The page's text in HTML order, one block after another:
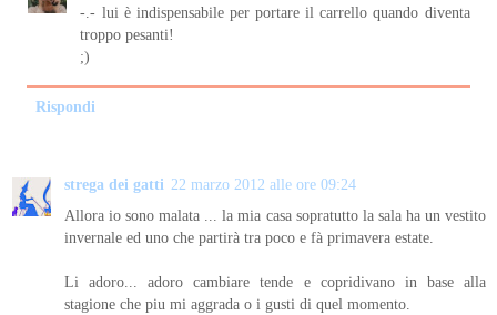
-.- lui è indispensabile per portare il carrello quando diventa
troppo pesanti!
;)
Rispondi
strega dei gatti 22 marzo 2012 alle ore 09:24
Allora io sono malata ... la mia casa sopratutto la sala ha un vestito
invernale ed uno che partirà tra poco e fà primavera estate.
Li adoro... adoro cambiare tende e copridivano in base alla
stagione che piu mi aggrada o i gusti di quel momento.